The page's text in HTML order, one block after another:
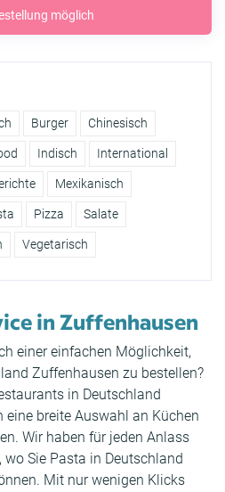
möglich
Burger Chinesisch
Indisch International
Mexikanisch
Pizza Salate
Vegetarisch
in Zuffenhausen
einer einfachen Möglichkeit,
Zuffenhausen zu bestellen?
in Deutschland
breite Auswahl an Küchen
Wir haben für jeden Anlass
Sie Pasta in Deutschland
Mit nur wenigen Klicks